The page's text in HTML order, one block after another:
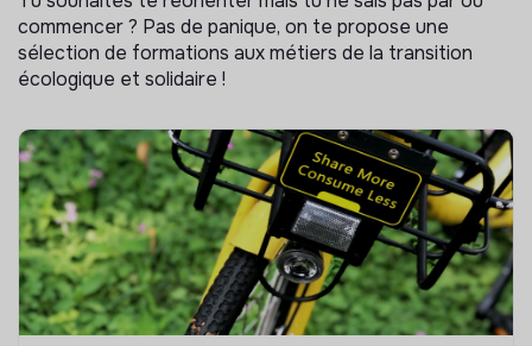
commencer ? Pas de panique, on te propose une
sélection de formations aux métiers de la transition
écologique et solidaire !